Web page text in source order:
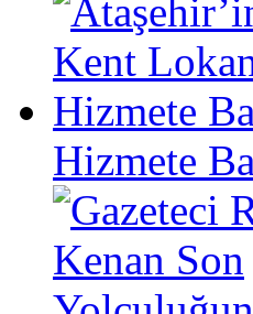
Hizmete